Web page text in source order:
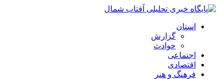
استان
گزارش
حوادث
اجتماعی
اقتصادی
فرهنگ و هنر